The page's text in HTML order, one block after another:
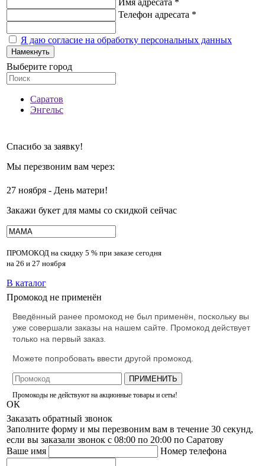
Имя адресата *
Телефон адресата *
Я даю согласие на обработку персональных данных
Намекнуть
Выберите город
Саратов
Энгельс
Спасибо за заявку!
Мы перезвоним вам через:
27 ноября - День матери!
Закажи букет для мамы со скидкой сейчас
ПРОМОКОД на скидку 5 % при заказе сегодня
на 26 и 27 ноября
В каталог
Промокод не применён
Введённый ранее промокод не был применён, поскольку вы
уже совершали заказы на нашем сайте. Промокод действует
только на первый заказ.
Можете попробовать ввести другой промокод.
ПРИМЕНИТЬ
Промокоды не действуют на акционные товары и сеты!
ОК
Заказать обратный звонок
Заполните форму и мы перезвоним вам в течение 30 секунд,
если вы заказали звонок с 08:00 по 20:00 по Саратову
Ваше имя
Номер телефона